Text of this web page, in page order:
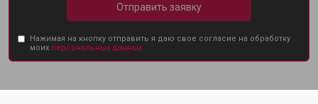
Отправить заявку
Нажимая на кнопку отправить я даю свое согласие на обработку
моих персональных данных.